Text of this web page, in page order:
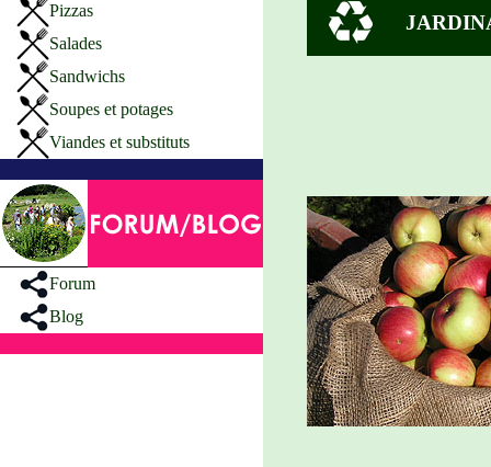
Pizzas
Salades
Sandwichs
Soupes et potages
Viandes et substituts
Forum
Blog